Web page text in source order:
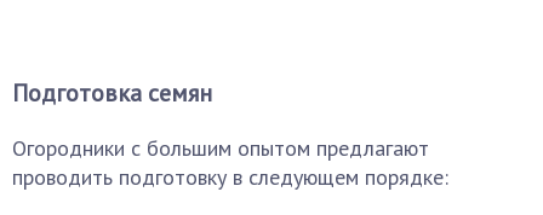
Подготовка семян
Огородники с большим опытом предлагают
проводить подготовку в следующем порядке: